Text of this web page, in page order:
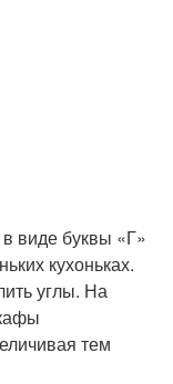
виде буквы «Г»
кухоньках.
углы. На
тем